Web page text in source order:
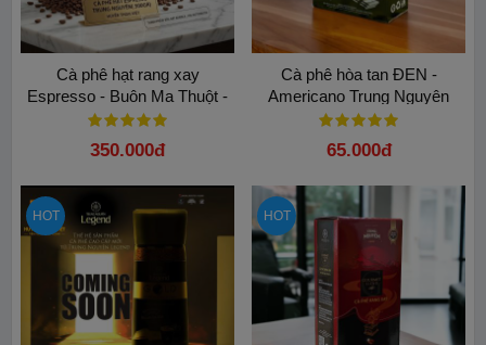
Cà phê hạt rang xay
Espresso - Buôn Ma Thuột -
500gram: Bí quyết pha máy
chuẩn vị
350.000đ
Cà phê hòa tan ĐEN -
Americano Trung Nguyên
Legend( Hộp 15 Gói)
65.000đ
HOT HOT